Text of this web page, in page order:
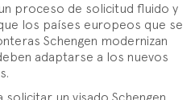
proceso de solicitud fluido y
los países europeos que se
Schengen modernizan
adaptarse a los nuevos
un visado Schengen